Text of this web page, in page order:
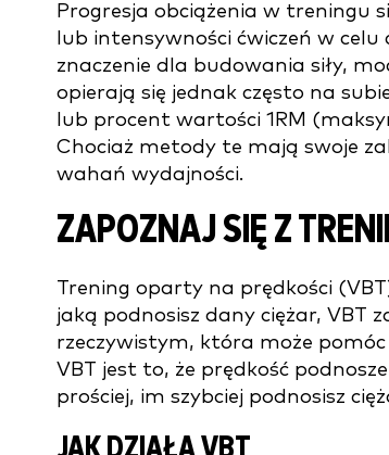
Progresja obciążenia w treningu
lub intensywności ćwiczeń w
znaczenie dla budowania siły,
opierają się jednak często na
lub procent wartości 1RM
Chociaż metody te mają swoje
wahań wydajności.
ZAPOZNAJ SIĘ Z
Trening oparty na prędkości
jaką podnosisz dany ciężar, VBT
rzeczywistym, która może
VBT jest to, że prędkość
prościej, im szybciej podnosisz